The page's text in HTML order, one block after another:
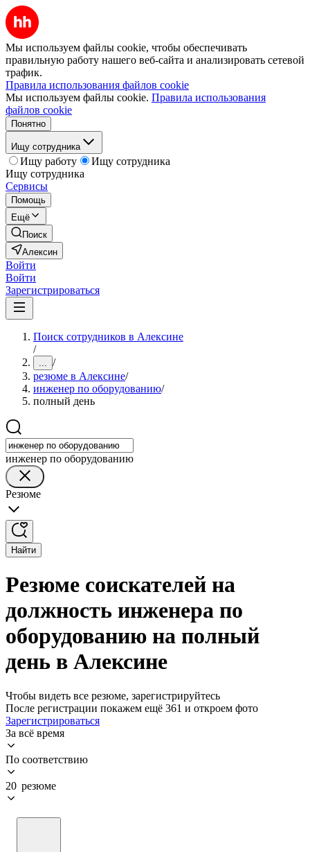
Мы используем файлы cookie, чтобы обеспечивать
правильную работу нашего веб-сайта и анализировать сетевой
трафик.
Правила использования файлов cookie
Мы используем файлы cookie. Правила использования
файлов cookie
Понятно
Ищу сотрудника
Ищу работу
Ищу сотрудника
Ищу сотрудника
Сервисы
Помощь
Ещё
Поиск
Алексин
Войти
Войти
Зарегистрироваться
Поиск сотрудников в Алексине
/
... /
резюме в Алексине/
инженер по оборудованию/
полный день
инженер по оборудованию
Резюме
Найти
Резюме соискателей на
должность инженера по
оборудованию на полный
день в Алексине
Чтобы видеть все резюме, зарегистрируйтесь
После регистрации покажем ещё 361 и откроем фото
Зарегистрироваться
За всё время
По соответствию
20 резюме